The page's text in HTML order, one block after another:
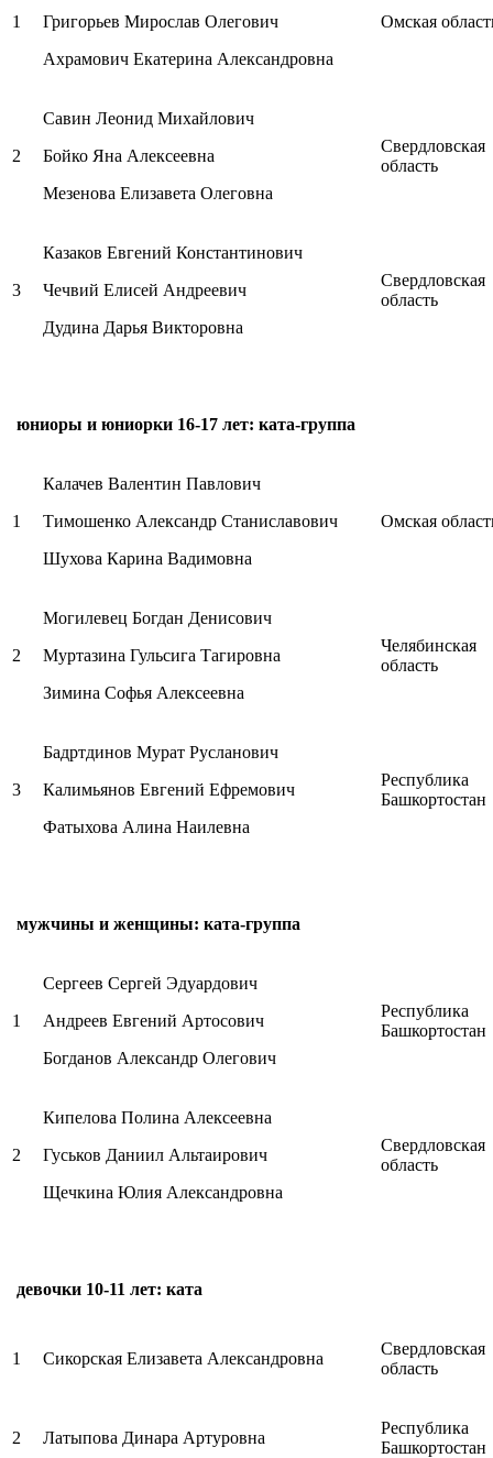
1
Григорьев Мирослав Олегович
Ахрамович Екатерина Александровна
Омская
2
Савин Леонид Михайлович
Бойко Яна Алексеевна
Мезенова Елизавета Олеговна
Свердловская
область
3
Казаков Евгений Константинович
Чечвий Елисей Андреевич
Дудина Дарья Викторовна
Свердловская
область
юниоры и юниорки 16-17 лет: ката-группа
1
Калачев Валентин Павлович
Тимошенко Александр Станиславович
Шухова Карина Вадимовна
Омская
2
Могилевец Богдан Денисович
Муртазина Гульсига Тагировна
Зимина Софья Алексеевна
Челябинская
область
3
Бадртдинов Мурат Русланович
Калимьянов Евгений Ефремович
Фатыхова Алина Наилевна
Республика
Башкортостан
мужчины и женщины: ката-группа
1
Сергеев Сергей Эдуардович
Андреев Евгений Артосович
Богданов Александр Олегович
Республика
Башкортостан
2
Кипелова Полина Алексеевна
Гуськов Даниил Альтаирович
Щечкина Юлия Александровна
Свердловская
область
девочки 10-11 лет: ката
1 Сикорская Елизавета Александровна
Свердловская
область
2 Латыпова Динара Артуровна
Республика
Башкортостан